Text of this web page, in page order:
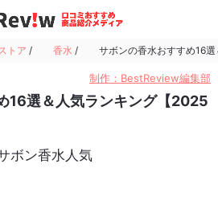
トア / 香水 / サボンの香水おすすめ16
制作：BestReview編集部
16選＆人気ランキング【2025